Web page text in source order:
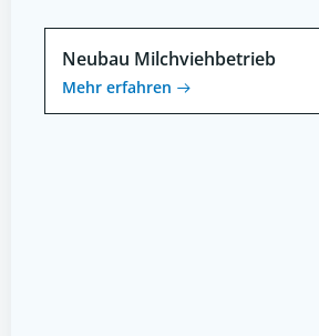
Neubau Milchviehbetrieb
Mehr erfahren